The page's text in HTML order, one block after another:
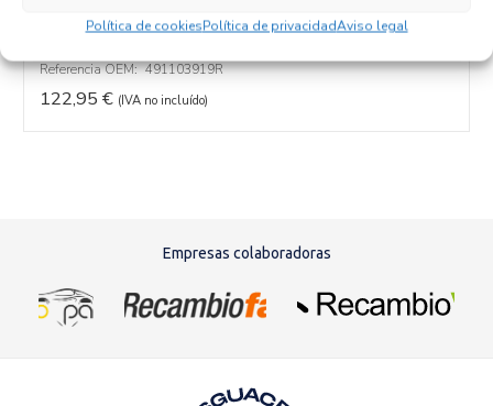
Política de cookiesPolítica de privacidadAviso legal
Recambios DACIADOKKERK9KC6
Referencia OEM: 491103919R
122,95 € (IVA no incluído)
Empresas colaboradoras